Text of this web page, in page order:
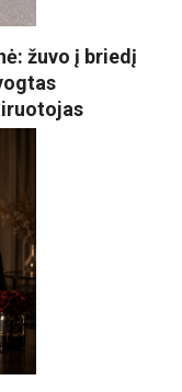
žuvo į briedį